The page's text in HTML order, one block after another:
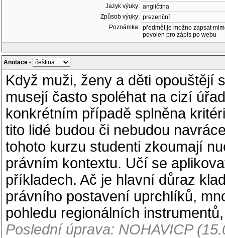
Jazyk výuky: angličtina
Způsob výuky: prezenční
Poznámka: předmět je možno zapsat
povolen pro zápis po webu
Anotace -
Když muži, ženy a děti opouštějí
musejí často spoléhat na cizí
konkrétním případě splněna
tito lidé budou či nebudou
tohoto kurzu studenti zkoumají
právním kontextu. Učí se
příkladech. Ač je hlavní důraz
právního postavení uprchlíků,
pohledu regionálních
Poslední úprava: NOHAVICP